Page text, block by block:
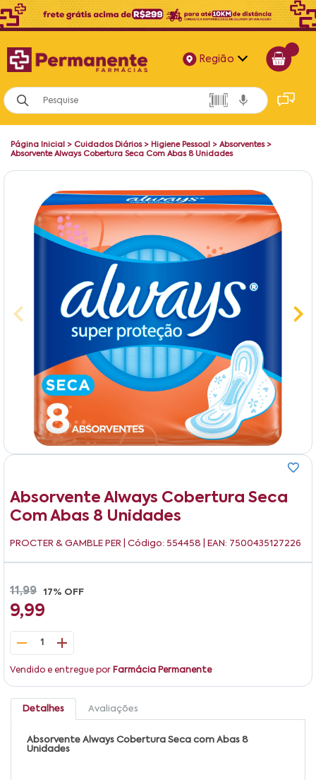
Região
Alagoas
Bahia
Paraíba
Página Inicial > Cuidados Diários> Higiene Pessoal > Absorventes>
Absorvente Always Cobertura Seca Com Abas 8 Unidades
Absorvente Always Cobertura Seca
Com Abas 8 Unidades
PROCTER & GAMBLE PER | Código: 554458 | EAN: 7500435127226
11,99 17% OFF
9,99
1
Vendido e entregue por Farmácia Permanente
Detalhes Avaliações
Absorvente Always Cobertura Seca com Abas 8
Unidades